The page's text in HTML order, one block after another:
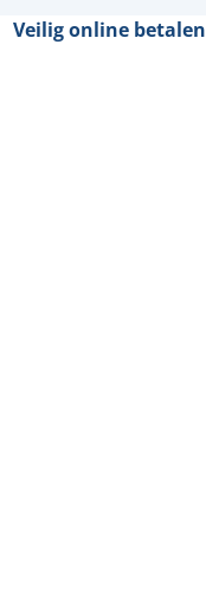
Veilig online betalen